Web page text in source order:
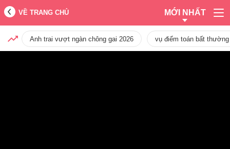
VỀ TRANG CHỦ MỚI NHẤT
Anh trai vượt ngàn chông gai 2026 vụ điểm toán bất